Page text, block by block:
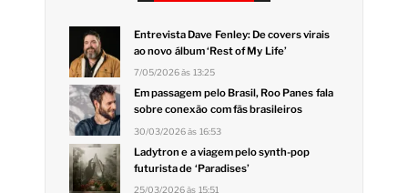
Entrevista Dave Fenley: De covers virais
ao novo álbum ‘Rest of My Life’
7/05/2026 às 13:25
Em passagem pelo Brasil, Roo Panes fala
sobre conexão com fãs brasileiros
30/03/2026 às 16:53
Ladytron e a viagem pelo synth-pop
futurista de ‘Paradises’
25/03/2026 às 15:51